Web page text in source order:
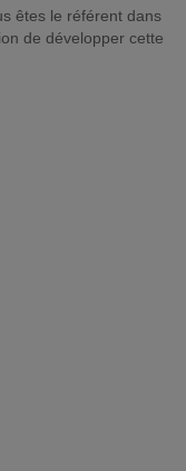
êtes le référent dans
de développer cette